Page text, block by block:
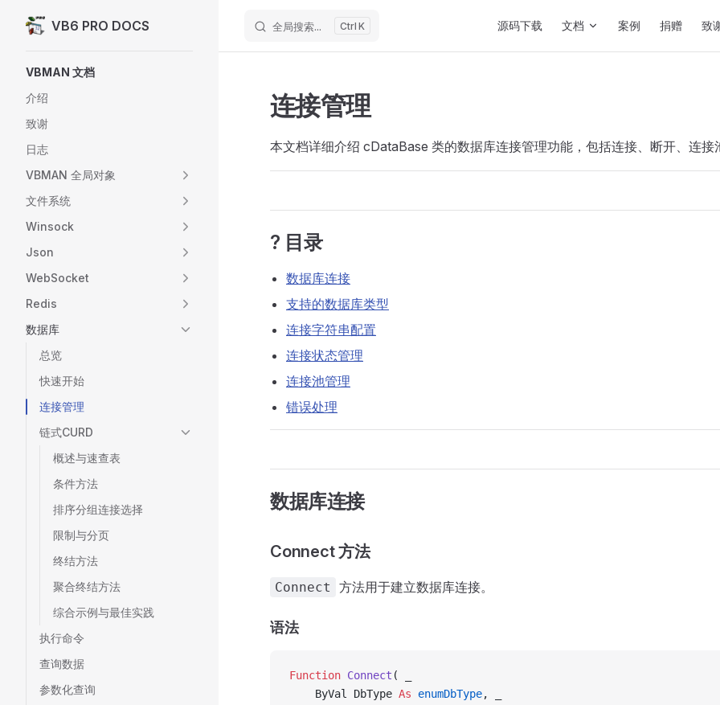
Skip to content
VB6 PRO DOCS 全局搜索... K 源码下载 文档 案例 捐赠 致
VBMAN 文档
介绍
致谢
日志
VBMAN 全局对象
文件系统
Winsock
Json
WebSocket
Redis
数据库
总览
快速开始
连接管理
链式CURD
概述与速查表
条件方法
排序分组连接选择
限制与分页
终结方法
聚合终结方法
综合示例与最佳实践
执行命令
查询数据
参数化查询
连接管理
本文档详细介绍 cDataBase 类的数据库连接管理功能，包括连接、断开、连接
? 目录
数据库连接
支持的数据库类型
连接字符串配置
连接状态管理
连接池管理
错误处理
数据库连接
Connect 方法
Connect 方法用于建立数据库连接。
语法
Function Connect ( _
    ByVal DbType
As enumDbType, _